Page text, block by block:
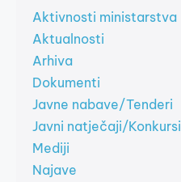
Aktivnosti ministarstva
Aktualnosti
Arhiva
Dokumenti
Javne nabave/Tenderi
Javni natječaji/Konkursi
Mediji
Najave